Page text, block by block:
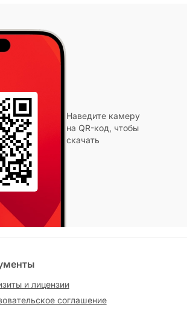
Наведите камеру
на QR-код, чтобы
скачать
и лицензии
соглашение